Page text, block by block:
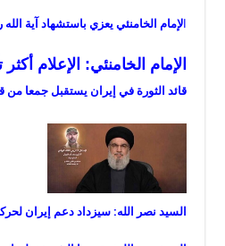
الإمام الخامنئي يعزي باستشهاد آية الله رئيسي ويعلن الحداد 5
الإمام الخامنئي: الإعلام
قائد الثورة في إيران يستقبل جمعا من
السيد نصر الله: سيزداد دعم إيران